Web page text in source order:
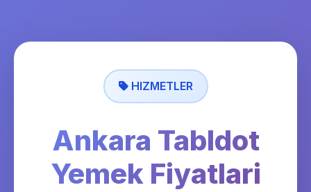
HIZMETLER
Ankara Tabldot
Yemek Fiyatlari